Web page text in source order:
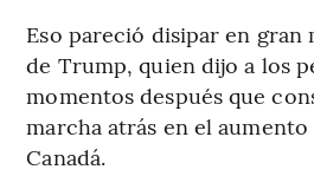
Eso pareció disipar en gran
de Trump, quien dijo a los
momentos después que
marcha atrás en el aumento
Canadá.